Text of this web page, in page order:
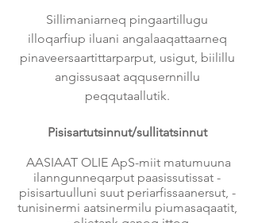
Sillimaniarneq pingaartillugu
illoqarfiup iluani angalaaqattaarneq
pinaveersaartittarparput, usigut, biilillu
angissusaat aqqusernnillu
peqqutaallutik.
Pisisartutsinnut/sullitatsinnut
AASIAAT OLIE ApS-miit matumuuna
ilanngunneqarput paasissutissat -
pisisartuulluni suut periarfissaanersut, -
tunisinermi aatsinermilu piumasaqaatit,